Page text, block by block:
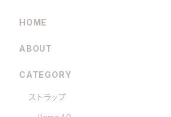
HOME
ABOUT
CATEGORY
ストラップ